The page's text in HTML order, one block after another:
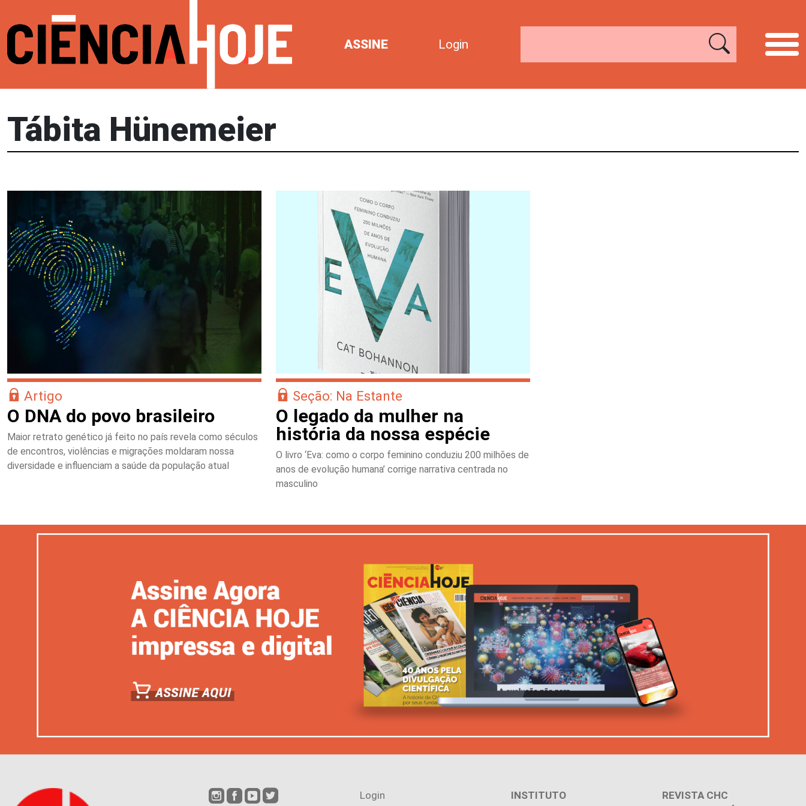
ASSINE Login
Tábita Hünemeier
Artigo
O DNA do povo brasileiro
Maior retrato genético já feito no país revela como séculos
de encontros, violências e migrações moldaram nossa
diversidade e influenciam a saúde da população atual
Seção: Na Estante
O legado da mulher na
história da nossa espécie
O livro ‘Eva: como o corpo feminino conduziu 200 milhões de
anos de evolução humana’ corrige narrativa centrada no
masculino
Login
INSTITUTO
REVISTA CHC